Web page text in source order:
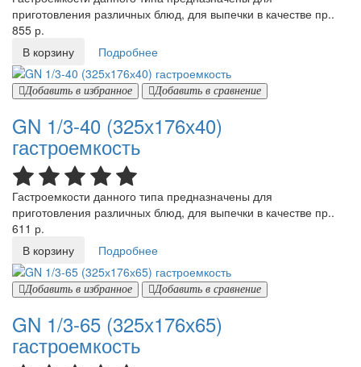
приготовления различных блюд, для выпечки в качестве пр..
855 р.
В корзину
Подробнее
Добавить в избранное Добавить в сравнение
GN 1/3-40 (325х176х40)
гастроемкость
Гастроемкости данного типа предназначены для
приготовления различных блюд, для выпечки в качестве пр..
611 р.
В корзину
Подробнее
Добавить в избранное Добавить в сравнение
GN 1/3-65 (325х176х65)
гастроемкость